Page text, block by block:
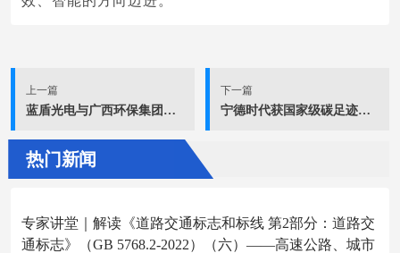
上一篇
蓝盾光电与广西环保集团深化战略合作
下一篇
宁德时代获国家级碳足迹标识认证
热门新闻
专家讲堂｜解读《道路交通标志和标线 第2部分：道路交
通标志》（GB 5768.2-2022）（六）——高速公路、城市